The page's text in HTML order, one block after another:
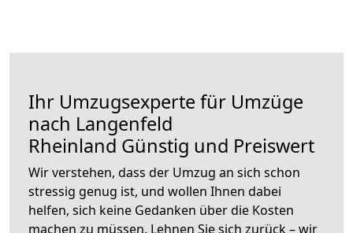
Ihr Umzugsexperte für Umzüge
nach Langenfeld
Rheinland Günstig und Preiswert
Wir verstehen, dass der Umzug an sich schon
stressig genug ist, und wollen Ihnen dabei
helfen, sich keine Gedanken über die Kosten
machen zu müssen. Lehnen Sie sich zurück – wir